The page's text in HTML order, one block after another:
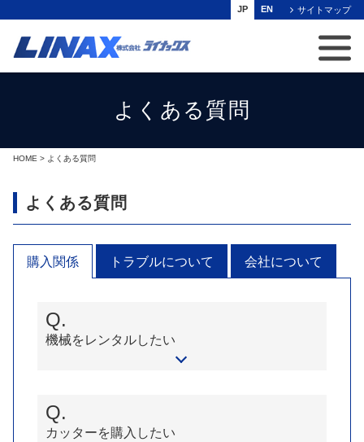
サイトマップ
JP EN
よくある質問
HOME > よくある質問
よくある質問
購入関係 トラブルについて 会社について
Q.
機械をレンタルしたい
Q.
カッターを購入したい